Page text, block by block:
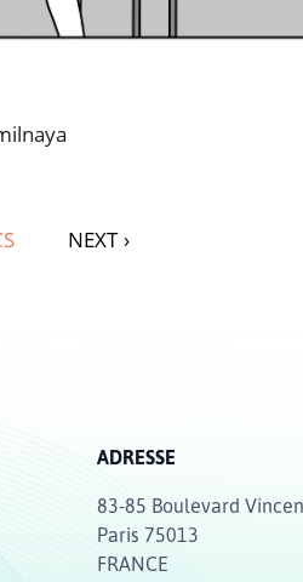
NEXT ›
ADRESSE
83-85 Boulevard
Paris 75013
FRANCE